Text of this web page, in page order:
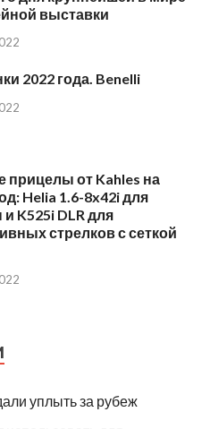
выставки
2022 года. Benelli
прицелы от Kahles на
Helia 1.6-8x42i для
K525i DLR для
стрелков с сеткой
уплыть за рубеж